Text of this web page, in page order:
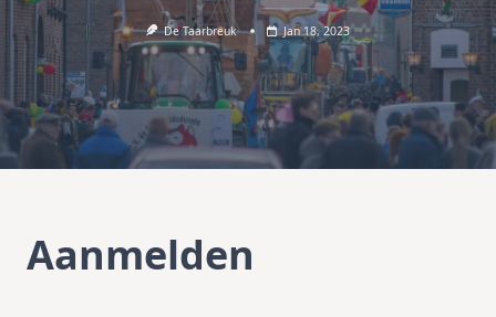
De Taarbreuk Jan 18, 2023
Aanmelden